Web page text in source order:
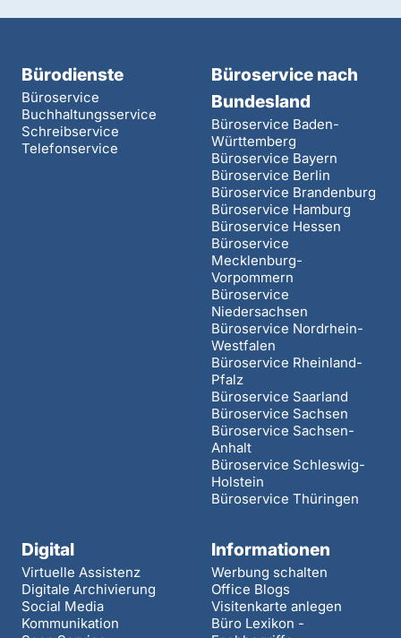
Bürodienste
Büroservice
Buchhaltungsservice
Schreibservice
Telefonservice
Büroservice nach
Bundesland
Büroservice Baden-
Württemberg
Büroservice Bayern
Büroservice Berlin
Büroservice Brandenburg
Büroservice Hamburg
Büroservice Hessen
Büroservice
Mecklenburg-
Vorpommern
Büroservice
Niedersachsen
Büroservice Nordrhein-
Westfalen
Büroservice Rheinland-
Pfalz
Büroservice Saarland
Büroservice Sachsen
Büroservice Sachsen-
Anhalt
Büroservice Schleswig-
Holstein
Büroservice Thüringen
Digital
Virtuelle Assistenz
Digitale Archivierung
Social Media
Kommunikation
Informationen
Werbung schalten
Office Blogs
Visitenkarte anlegen
Büro Lexikon -